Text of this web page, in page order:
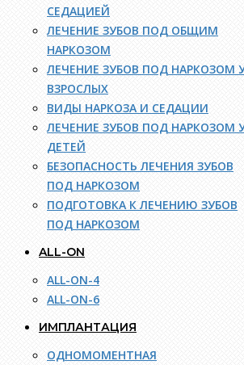
СЕДАЦИЕЙ
ЛЕЧЕНИЕ ЗУБОВ ПОД ОБЩИМ
НАРКОЗОМ
ЛЕЧЕНИЕ ЗУБОВ ПОД НАРКОЗОМ
ВЗРОСЛЫХ
ВИДЫ НАРКОЗА И СЕДАЦИИ
ЛЕЧЕНИЕ ЗУБОВ ПОД НАРКОЗОМ
ДЕТЕЙ
БЕЗОПАСНОСТЬ ЛЕЧЕНИЯ ЗУБОВ
ПОД НАРКОЗОМ
ПОДГОТОВКА К ЛЕЧЕНИЮ ЗУБОВ
ПОД НАРКОЗОМ
ALL-ON
ALL-ON-4
ALL-ON-6
ИМПЛАНТАЦИЯ
ОДНОМОМЕНТНАЯ